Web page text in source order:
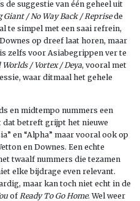
de suggestie van één geheel uit
Giant / No Way Back / Reprisede
te simpel met een saai refrein,
op dreef laat horen, maar
zelfs voor Asiabegrippen ver te
Worlds / Vortex / Deya, vooral met
waar ditmaal het gehele
en midtempo nummers een
dat betreft grijpt het nieuwe
en “Alpha” maar vooral ook op
en Downes. Een echte
twaalf nummers die tezamen
elke bijdrage even relevant.
maar kan toch niet echt in de
of Ready To Go Home. Wel weer